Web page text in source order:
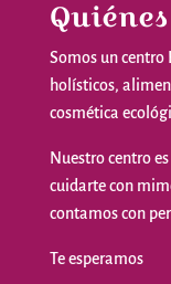
Somosuncentro
holísticos,
cosmética
Nuestro centro es
cuidartecon
contamoscon
Te esperamos